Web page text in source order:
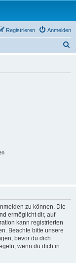
Anmelden
Registrieren
zu können. Die
ermöglicht dir, auf
kann registrierten
Beachte bitte unsere
bevor du dich
wenn du dich in